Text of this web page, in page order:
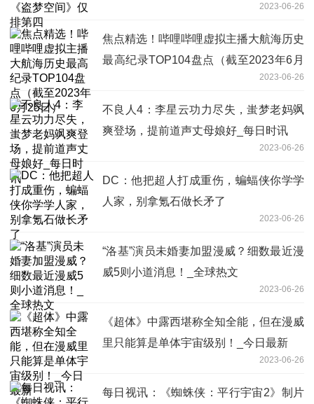
2023-06-26
焦点精选！哔哩哔哩虚拟主播大航海历史
最高纪录TOP104盘点（截至2023年6月
2023-06-26
不良人4：李星云功力尽失，蚩梦老妈飒
爽登场，提前道声丈母娘好_每日时讯
2023-06-26
DC：他把超人打成重伤，蝙蝠侠你学学
人家，别拿氪石做长矛了
2023-06-26
“洛基”演员未婚妻加盟漫威？细数最近漫
威5则小道消息！_全球热文
2023-06-26
《超体》中露西堪称全知全能，但在漫威
里只能算是单体宇宙级别！_今日最新
2023-06-26
每日视讯：《蜘蛛侠：平行宇宙2》制片